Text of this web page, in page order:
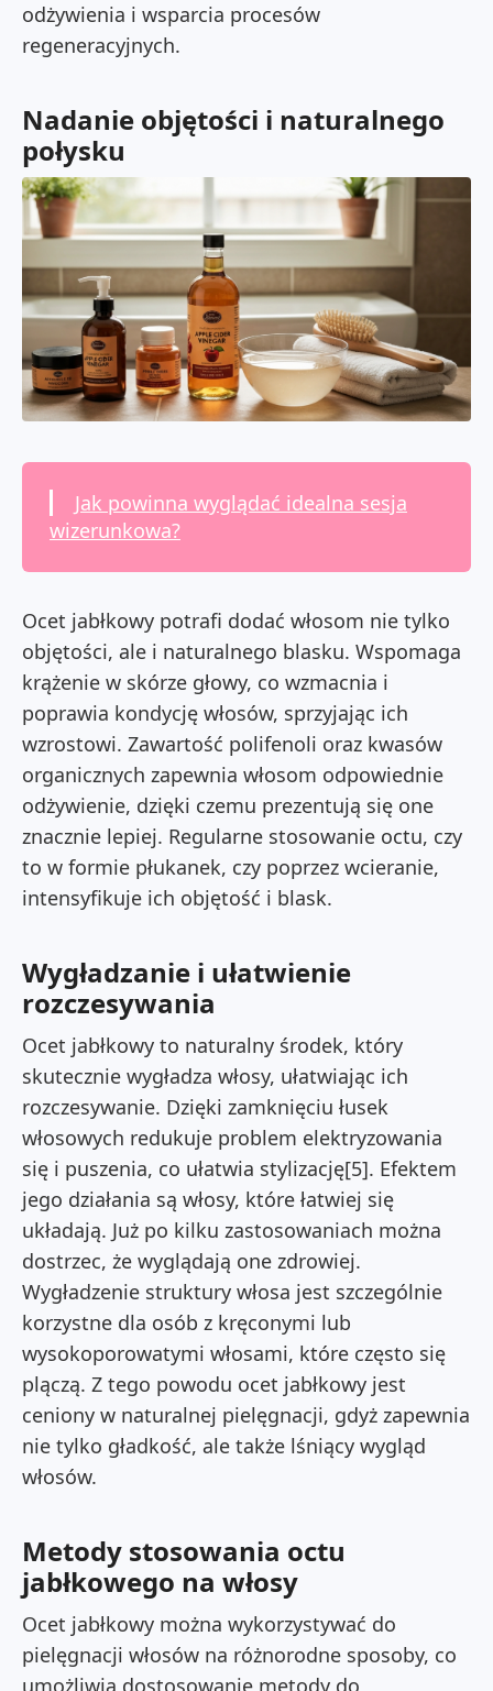
odżywienia i wsparcia procesów
regeneracyjnych.
Nadanie objętości i naturalnego
połysku
Jak powinna wyglądać idealna sesja
wizerunkowa?
Ocet jabłkowy potrafi dodać włosom nie tylko
objętości, ale i naturalnego blasku. Wspomaga
krążenie w skórze głowy, co wzmacnia i
poprawia kondycję włosów, sprzyjając ich
wzrostowi. Zawartość polifenoli oraz kwasów
organicznych zapewnia włosom odpowiednie
odżywienie, dzięki czemu prezentują się one
znacznie lepiej. Regularne stosowanie octu, czy
to w formie płukanek, czy poprzez wcieranie,
intensyfikuje ich objętość i blask.
Wygładzanie i ułatwienie
rozczesywania
Ocet jabłkowy to naturalny środek, który
skutecznie wygładza włosy, ułatwiając ich
rozczesywanie. Dzięki zamknięciu łusek
włosowych redukuje problem elektryzowania
się i puszenia, co ułatwia stylizację[5]. Efektem
jego działania są włosy, które łatwiej się
układają. Już po kilku zastosowaniach można
dostrzec, że wyglądają one zdrowiej.
Wygładzenie struktury włosa jest szczególnie
korzystne dla osób z kręconymi lub
wysokoporowatymi włosami, które często się
plączą. Z tego powodu ocet jabłkowy jest
ceniony w naturalnej pielęgnacji, gdyż zapewnia
nie tylko gładkość, ale także lśniący wygląd
włosów.
Metody stosowania octu
jabłkowego na włosy
Ocet jabłkowy można wykorzystywać do
pielęgnacji włosów na różnorodne sposoby, co
umożliwia dostosowanie metody do